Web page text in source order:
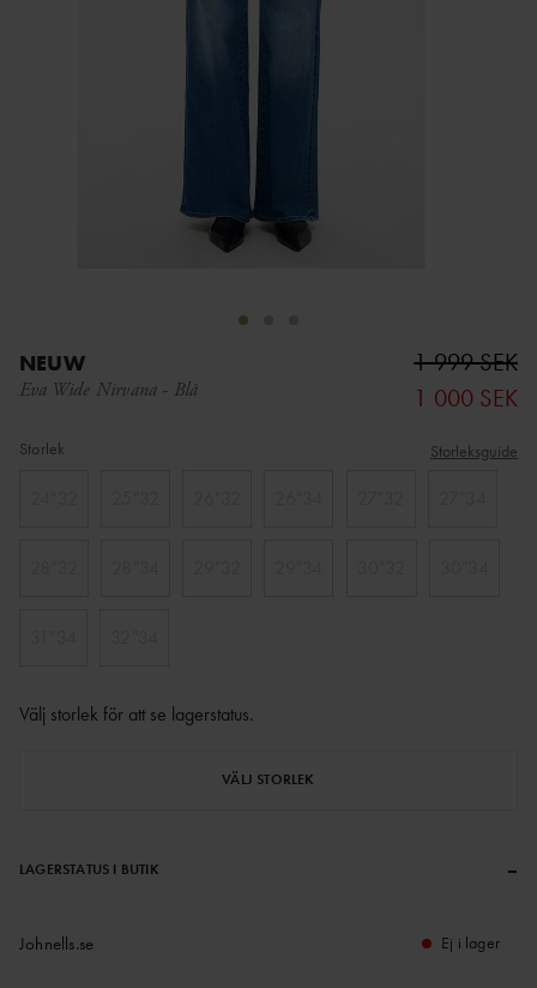
NEUW
Eva Wide Nirvana - Blå
1 999 SEK
1 000 SEK
Storlek Storleksguide
Välj storlek för att se lagerstatus.
VÄLJ STORLEK
LAGERSTATUS I BUTIK –
Johnells.se Ej i lager